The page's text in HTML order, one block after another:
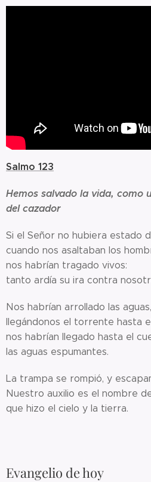
Salmo 123
Hemos salvado la vida, como
del cazador
Si el Señor no hubiera estado
cuando nos asaltaban los
nos habrían tragado vivos:
tanto ardía su ira contra
Nos habrían arrollado las aguas,
llegándonos el torrente hasta
nos habrían llegado hasta el
las aguas espumantes.
La trampa se rompió, y
Nuestro auxilio es el nombre
que hizo el cielo y la tierra.
Evangelio de hoy